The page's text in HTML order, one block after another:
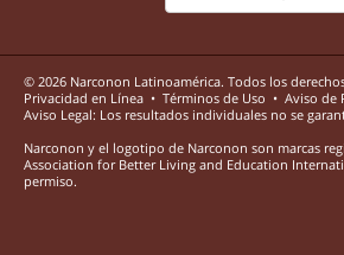
© 2026 Narconon Latinoamérica. Todos los
Privacidad en Línea • Términos de Uso • Aviso de
Aviso Legal: Los resultados individuales no se
Narconon y el logotipo de Narconon son marcas
Association for Better Living and Education
permiso.